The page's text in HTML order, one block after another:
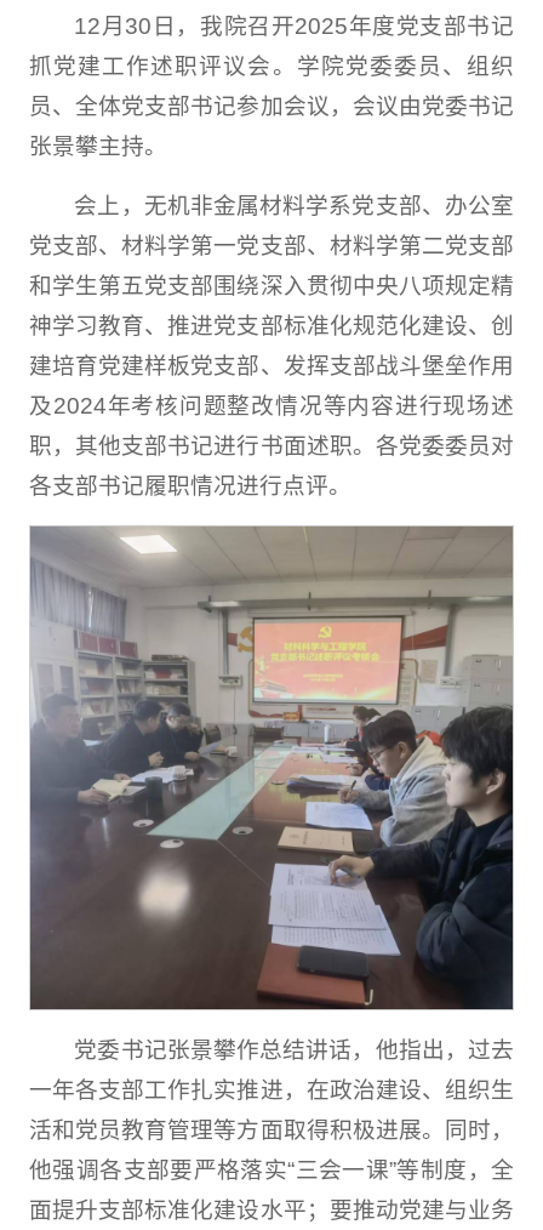
12月30日，我院召开2025年度党支部书记
抓党建工作述职评议会。学院党委委员、组织
员、全体党支部书记参加会议，会议由党委书记
张景攀主持。
会上，无机非金属材料学系党支部、办公室
党支部、材料学第一党支部、材料学第二党支部
和学生第五党支部围绕深入贯彻中央八项规定精
神学习教育、推进党支部标准化规范化建设、创
建培育党建样板党支部、发挥支部战斗堡垒作用
及2024年考核问题整改情况等内容进行现场述
职，其他支部书记进行书面述职。各党委委员对
各支部书记履职情况进行点评。
党委书记张景攀作总结讲话，他指出，过去
一年各支部工作扎实推进，在政治建设、组织生
活和党员教育管理等方面取得积极进展。同时，
他强调各支部要严格落实“三会一课”等制度，全
面提升支部标准化建设水平；要推动党建与业务